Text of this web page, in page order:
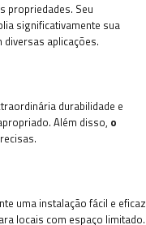
propriedades. Seu
significativamente sua
aplicações.
durabilidade e
Além disso, o
uma instalação fácil e eficaz
locais com espaço limitado.